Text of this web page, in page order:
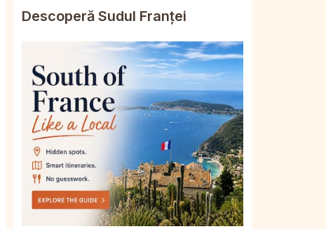
Descoperă Sudul Franței